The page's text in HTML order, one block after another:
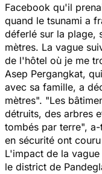
Facebook qu'il
quand le tsunami a
déferlé sur la plage,
mètres. La vague
de l'hôtel où je me
Asep Pergangkat,
avec sa famille, a
mètres". "Les
détruits, des arbres
tombés par terre",
en sécurité ont
L'impact de la
le district de